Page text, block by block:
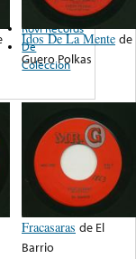
Idos De La Mente de
Guero Polkas
Fracasaras de El
Barrio
Records
Rovi Records
De
Coleccion